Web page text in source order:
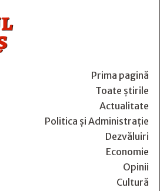
Prima pagină
Toate știrile
Actualitate
Politica și Administrație
Dezvăluiri
Economie
Opinii
Cultură